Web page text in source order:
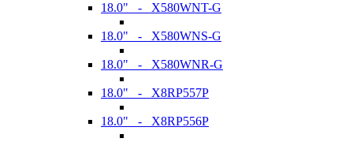
18.0" - X580WNT-G
18.0" - X580WNS-G
18.0" - X580WNR-G
18.0" - X8RP557P
18.0" - X8RP556P